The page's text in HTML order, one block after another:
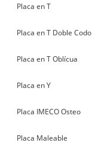
Placa en T
Placa en T Doble Codo
Placa en T Oblícua
Placa en Y
Placa IMECO Osteo
Placa Maleable